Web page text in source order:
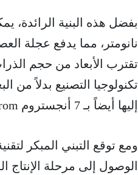
تقترب الأبعاد من حجم
إليها أيضاً بـ 7 أنجستروم Angstrom تثبت كيف أن التصغير المستمر لا يزال ممكناً.
الوصول إلى مرحلة